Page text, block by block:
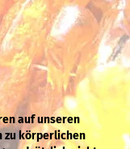
auf unseren
zu körperlichen